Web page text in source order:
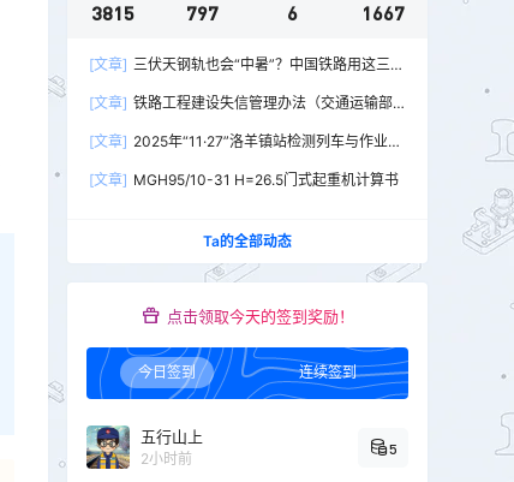
3815 797 6 1667
[文章] 三伏天钢轨也会“中暑”？中国铁路用这三招
[文章] 铁路工程建设失信管理办法（交通运输部
[文章] 2025年“11·27”洛羊镇站检测列车与作业人
[文章] MGH95/10-31 H=26.5门式起重机计算书
Ta的全部动态
点击领取今天的签到奖励！
今日签到 连续签到
五行山上
2小时前
5